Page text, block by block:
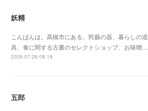
妖精
こんばんは。高槻市にある、民藝の器、暮らしの道
具、食に関する古書のセレクトショップ、お味噌…
2026.07.26 08:18
五郎